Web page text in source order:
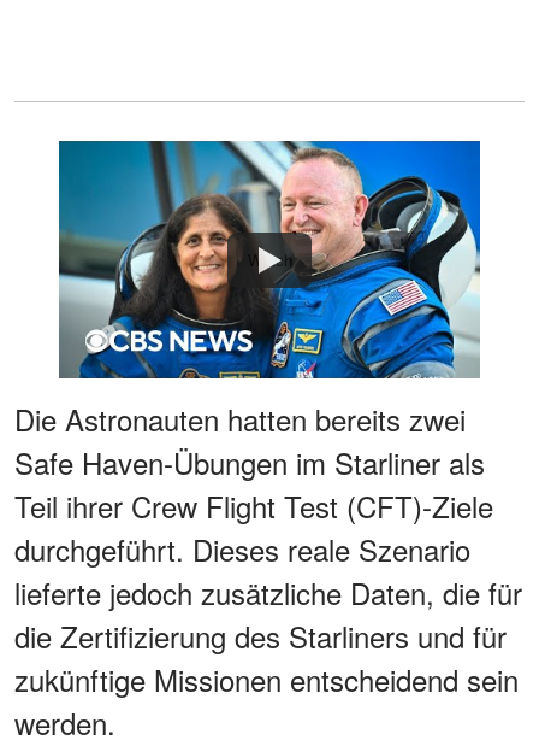
Watch
Die Astronauten hatten bereits zwei
Safe Haven-Übungen im Starliner als
Teil ihrer Crew Flight Test (CFT)-Ziele
durchgeführt. Dieses reale Szenario
lieferte jedoch zusätzliche Daten, die für
die Zertifizierung des Starliners und für
zukünftige Missionen entscheidend sein
werden.